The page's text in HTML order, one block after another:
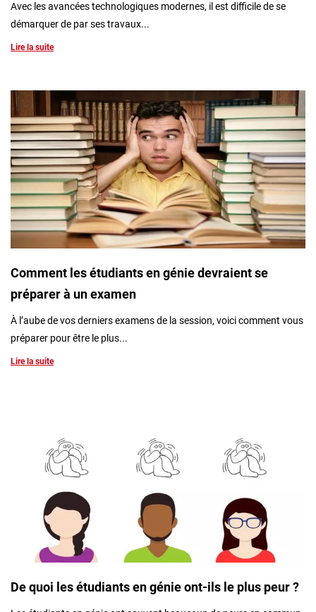
Avec les avancées technologiques modernes, il est difficile de se
démarquer de par ses travaux...
Lire la suite
Comment les étudiants en génie devraient se
préparer à un examen
À l’aube de vos derniers examens de la session, voici comment vous
préparer pour être le plus...
Lire la suite
De quoi les étudiants en génie ont-ils le plus peur ?